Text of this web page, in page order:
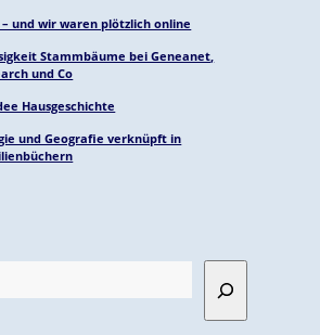
und wir waren plötzlich online
Stammbäume bei Geneanet,
und Co
Hausgeschichte
und Geografie verknüpft in